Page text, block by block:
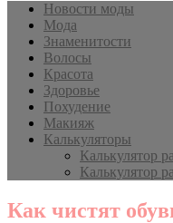
Новости моды
Мода
Знаменитости
Волосы
Красота
Здоровье
Похудение
Макияж
Калькуляторы
Калькулятор
Калькулятор
Как чистят